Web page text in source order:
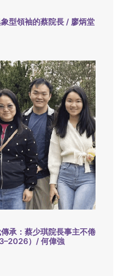
型領袖的蔡院長 / 廖炳堂
承：蔡少琪院長事主不倦
）/ 何偉強